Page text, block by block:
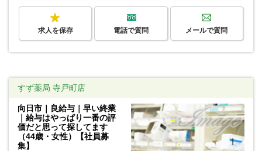
求人を保存 電話で質問 メールで質問
すず薬局 寺戸町店
向日市｜良給与｜早い終業
｜給与はやっぱり一番の評
価だと思って探してます
（44歳・女性）【社員募
集】